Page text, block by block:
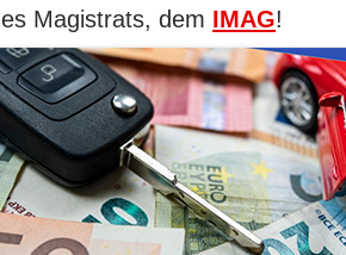
Magistrats, dem IMAG!